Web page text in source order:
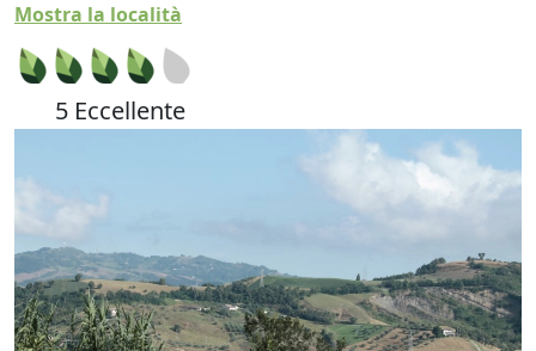
Mostra la località
5 Eccellente